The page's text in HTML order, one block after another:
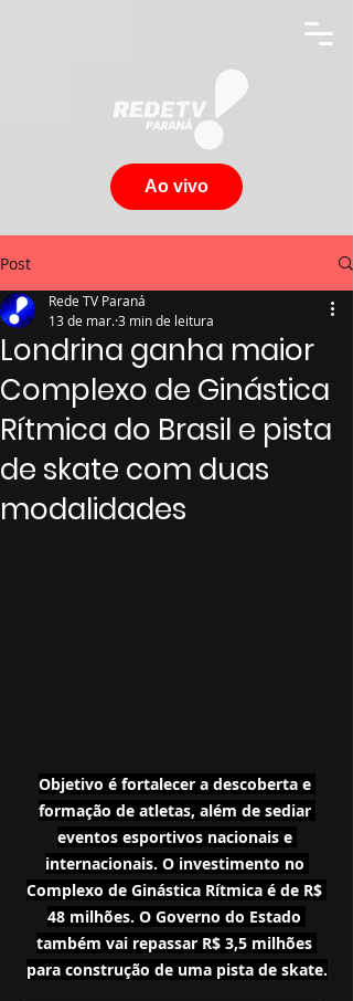
Ao vivo
Post
Londrina ganha maior
Complexo de Ginástica
Rítmica do Brasil e pista
de skate com duas
modalidades
Rede TV Paraná
13 de mar.3 min de leitura
Objetivo é fortalecer a descoberta e
formação de atletas, além de sediar
eventos esportivos nacionais e
internacionais. O investimento no
Complexo de Ginástica Rítmica é de R$
48 milhões. O Governo do Estado
também vai repassar R$ 3,5 milhões
para construção de uma pista de skate.